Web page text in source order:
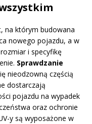
na którym budowana
nowego pojazdu, a w
i specyfikę
Sprawdzanie
nieodzowną częścią
dostarczają
pojazdu na wypadek
oraz ochronie
y są wyposażone w